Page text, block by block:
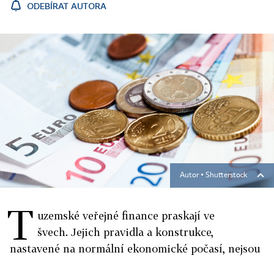
ODEBÍRAT AUTORA
Autor ▪ Shutterstock
T uzemské veřejné finance praskají ve
švech. Jejich pravidla a konstrukce,
nastavené na normální ekonomické počasí, nejsou